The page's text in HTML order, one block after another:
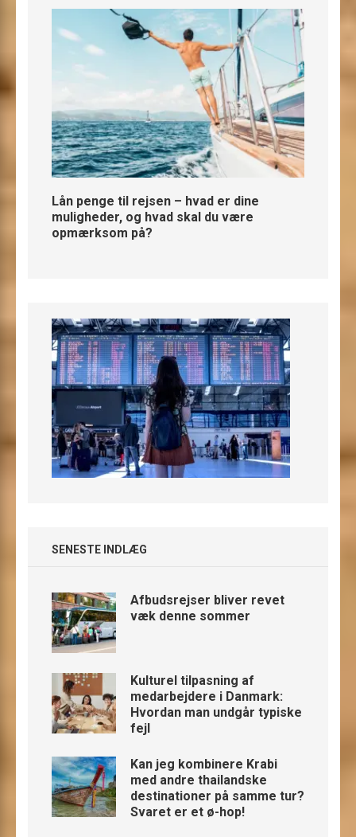
Lån penge til rejsen – hvad er dine
muligheder, og hvad skal du være
opmærksom på?
SENESTE INDLÆG
Afbudsrejser bliver revet
væk denne sommer
Kulturel tilpasning af
medarbejdere i Danmark:
Hvordan man undgår typiske
fejl
Kan jeg kombinere Krabi
med andre thailandske
destinationer på samme tur?
Svaret er et ø-hop!